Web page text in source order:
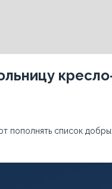
пополнять список